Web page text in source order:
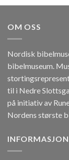
OM OSS
Nordisk
bibelmuseum.
til i Nedre
på initiativ av
Nordens største
INFORMASJON